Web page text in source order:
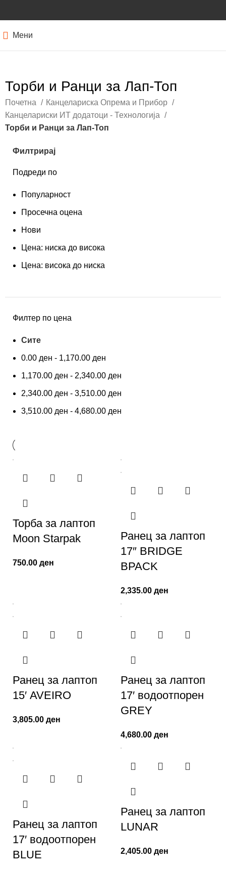
Мени
Торби и Ранци за Лап-Топ
Почетна
Канцелариска Опрема и Прибор
Канцелариски ИТ додатоци - Технологија
Торби и Ранци за Лап-Топ
Филтрирај
Подреди по
Популарност
Просечна оцена
Нови
Цена: ниска до висока
Цена: висока до ниска
Филтер по цена
Сите
0.00 ден - 1,170.00 ден
1,170.00 ден - 2,340.00 ден
2,340.00 ден - 3,510.00 ден
3,510.00 ден - 4,680.00 ден
Торба за лаптоп
Moon Starpak
750.00 ден
Ранец за лаптоп
17″ BRIDGE
BPACK
2,335.00 ден
Ранец за лаптоп
15′ AVEIRO
3,805.00 ден
Ранец за лаптоп
17′ водоотпорен
GREY
4,680.00 ден
Ранец за лаптоп
17′ водоотпорен
BLUE
Ранец за лаптоп
LUNAR
2,405.00 ден